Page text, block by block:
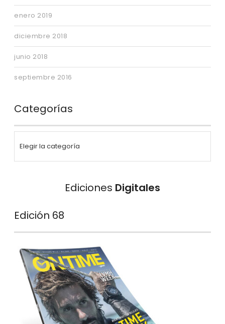
enero 2019
diciembre 2018
junio 2018
septiembre 2016
Categorías
Ediciones Digitales
Edición 68